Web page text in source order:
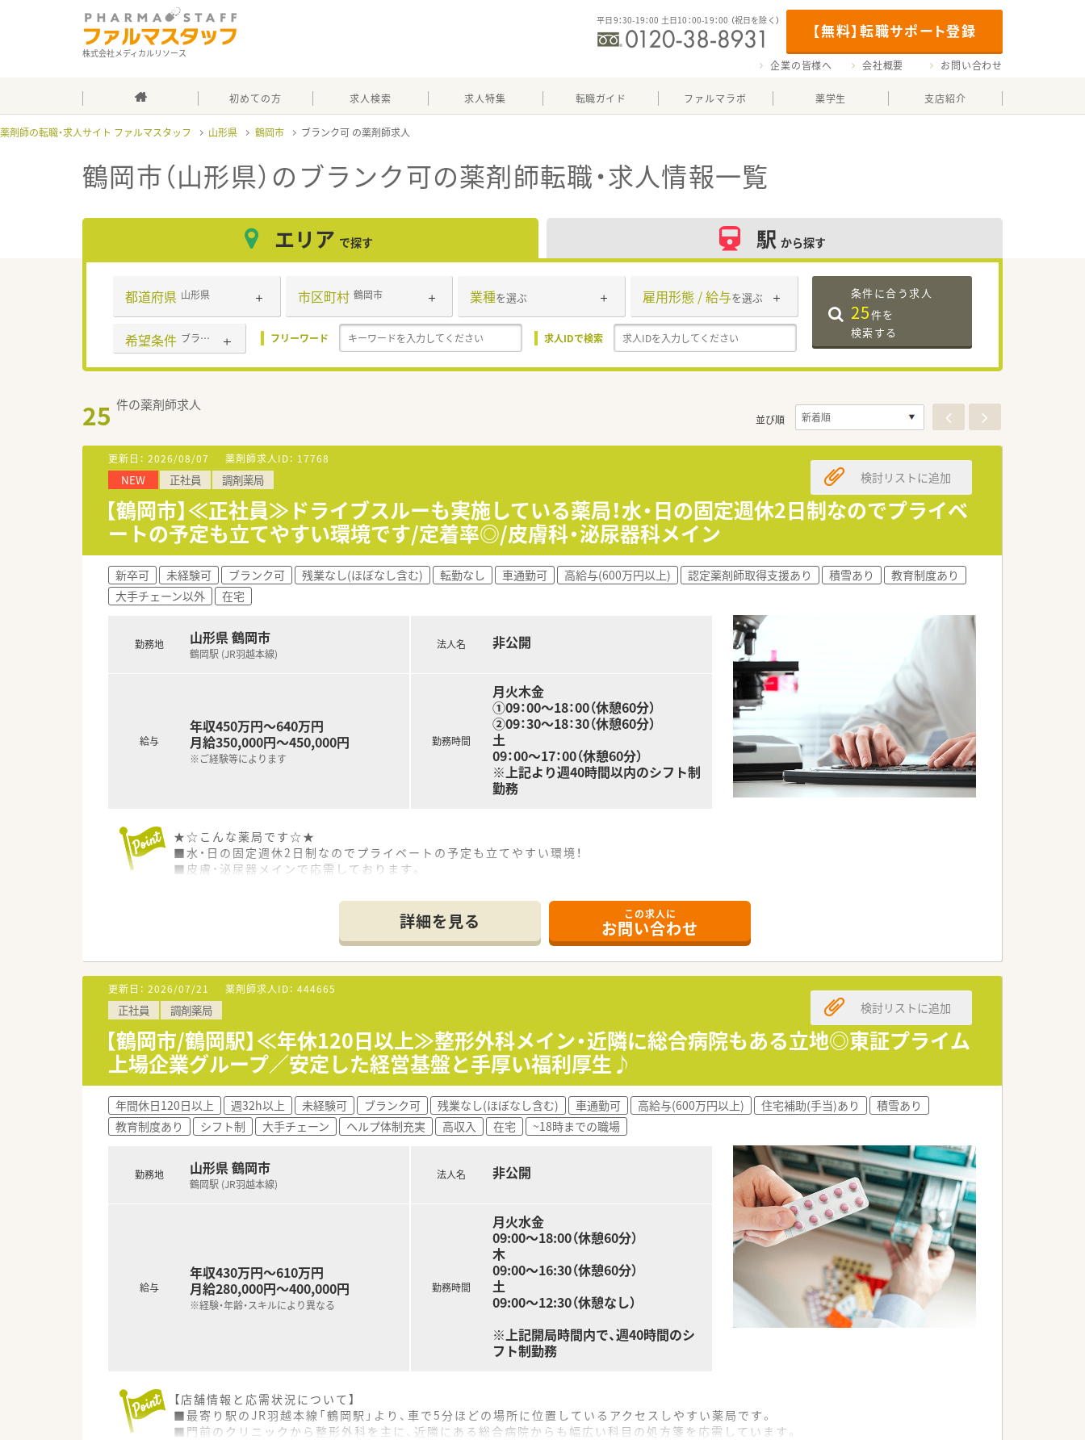
株式会社メディカルリソース
【無料】転職サポート登録
平日9：30-19：00 土日10：00-19：00 （祝日を除く）
企業の皆様へ 会社概要 お問い合わせ
初めての方 求人検索 求人特集 転職ガイド ファルマラボ 薬学生 支店紹介
薬剤師の転職・求人サイト ファルマスタッフ 山形県 鶴岡市 ブランク可
鶴岡市（山形県）のブランク可の薬剤師転職・求人情報一覧
エリア で探す 駅 から探す
都道府県 山形県 市区町村 鶴岡市 業種を選ぶ 雇用形態 / 給与を選ぶ
希望条件 ブランク可 フリーワード 求人IDで検索
条件に合う求人
25件を
検索する
25 件の薬剤師求人
並び順
更新日： 2026/08/07 薬剤師求人ID： 17768
NEW 正社員 調剤薬局
【鶴岡市】≪正社員≫ドライブスルーも実施している薬局！水・日の固定週休2日制なのでプライベ
ートの予定も立てやすい環境です/定着率◎/皮膚科・泌尿器科メイン
検討リストに追加
新卒可 未経験可 ブランク可 残業なし(ほぼなし含む) 転勤なし 車通勤可 高給与(600万円以上) 認定薬剤師取得支援あり 積雪あり
教育制度あり
大手チェーン以外
在宅
勤務地 山形県 鶴岡市
鶴岡駅 (JR羽越本線)
給与
年収450万円～640万円
月給350,000円～450,000円
※ご経験等によります
法人名 非公開
勤務時間
月火木金
①09：00～18：00（休憩60分）
②09：30～18：30（休憩60分）
土
09：00～17：00（休憩60分）
※上記より週40時間以内のシフト制
勤務
★☆こんな薬局です☆★
■水・日の固定週休2日制なのでプライベートの予定も立てやすい環境！
■皮膚・泌尿器メインで応需しております。
■年収ベースも高めの設定、監査システムも採用済みで過誤を防ぐ体制が整っています。
■地域への貢献を感じることができ・待遇面も含めとてもバランスのとれた求人です。
■地域に根ざした薬局で数店舗展開されている企業様です。
詳細を見る この求人に
お問い合わせ
更新日： 2026/07/21 薬剤師求人ID： 444665
正社員 調剤薬局
【鶴岡市/鶴岡駅】≪年休120日以上≫整形外科メイン・近隣に総合病院もある立地◎東証プライム
上場企業グループ／安定した経営基盤と手厚い福利厚生♪
検討リストに追加
年間休日120日以上 週32h以上 未経験可 ブランク可 残業なし(ほぼなし含む) 車通勤可 高給与(600万円以上) 住宅補助(手当)あり
積雪あり
教育制度あり
シフト制 大手チェーン ヘルプ体制充実 高収入 在宅 ~18時までの職場
勤務地 山形県 鶴岡市
鶴岡駅 (JR羽越本線)
給与
年収430万円～610万円
月給280,000円～400,000円
※経験・年齢・スキルにより異なる
法人名 非公開
勤務時間
月火水金
09:00～18:00（休憩60分）
木
09:00～16:30（休憩60分）
土
09:00～12:30（休憩なし）
※上記開局時間内で、週40時間のシ
フト制勤務
【店舗情報と応需状況について】
■最寄り駅のJR羽越本線「鶴岡駅」より、車で5分ほどの場所に位置しているアクセスしやすい薬局です。
■門前のクリニックから整形外科を主に、近隣にある総合病院からも幅広い科目の処方箋を応需しています。